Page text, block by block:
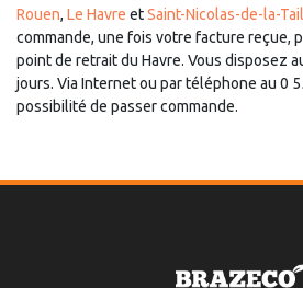
Rouen, Le Havre etSaint-Nicolas-de-la-
commande, une fois votre facture reçue,
point de retrait du Havre. Vous disposez
jours. Via Internet ou par téléphone au 0
possibilité de passer commande.